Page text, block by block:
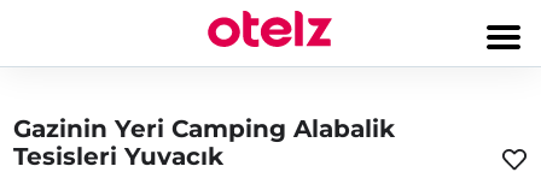
Gazinin Yeri Camping Alabalik
Tesisleri Yuvacık